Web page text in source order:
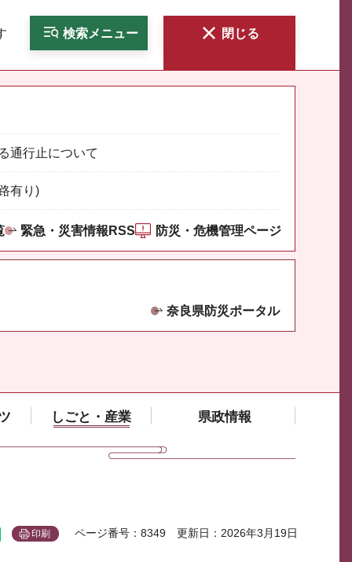
検索メニュー 閉じる
通行止について
有り)
緊急・災害情報RSS 防災・危機管理ページ
奈良県防災ポータル
しごと・産業 県政情報
印刷 ページ番号：8349 更新日：2026年3月19日